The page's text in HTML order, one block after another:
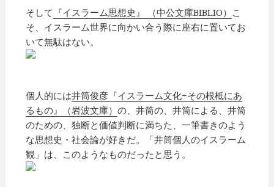
そして 『イスラーム思想史』 （中公文庫BIBLIO） こ
そ、イスラーム世界に向かい合う際に座右に置いてお
いて無駄はない。
個人的には井筒俊彦『イスラーム文化−その根柢にあ
るもの』（岩波文庫）の、井筒の、井筒による、井筒
のための、独断と価値判断に満ちた、一筆書きのよう
な思想史・社会論が好きだ。「井筒個人のイスラーム
観」は、このようなものだったと思う。